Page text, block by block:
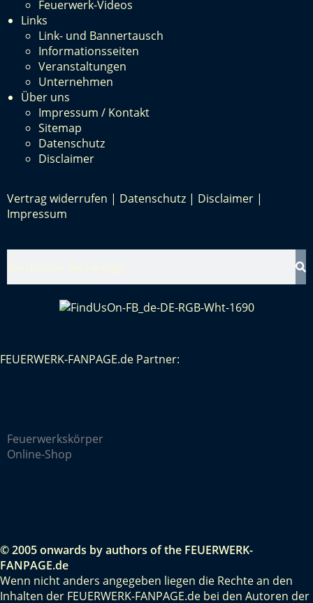
Feuerwerk-Videos
Links
Link- und Bannertausch
Informationsseiten
Veranstaltungen
Unternehmen
Über uns
Impressum / Kontakt
Sitemap
Datenschutz
Disclaimer
Vertrag widerrufen | Datenschutz | Disclaimer |
Impressum
FEUERWERK-FANPAGE.de Partner:
Feuerwerkskörper
Online-Shop
© 2005 onwards by authors of the FEUERWERK-
FANPAGE.de
Wenn nicht anders angegeben liegen die Rechte an den
Inhalten der FEUERWERK-FANPAGE.de bei den Autoren der